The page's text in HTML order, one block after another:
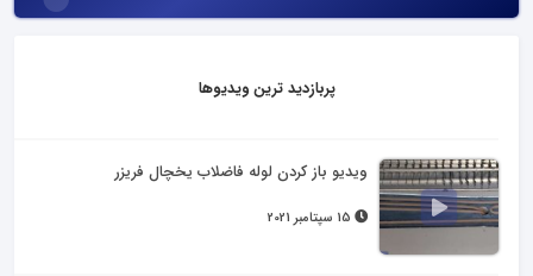
پربازدید ترین ویدیوها
ویدیو باز کردن لوله فاضلاب یخچال فریزر